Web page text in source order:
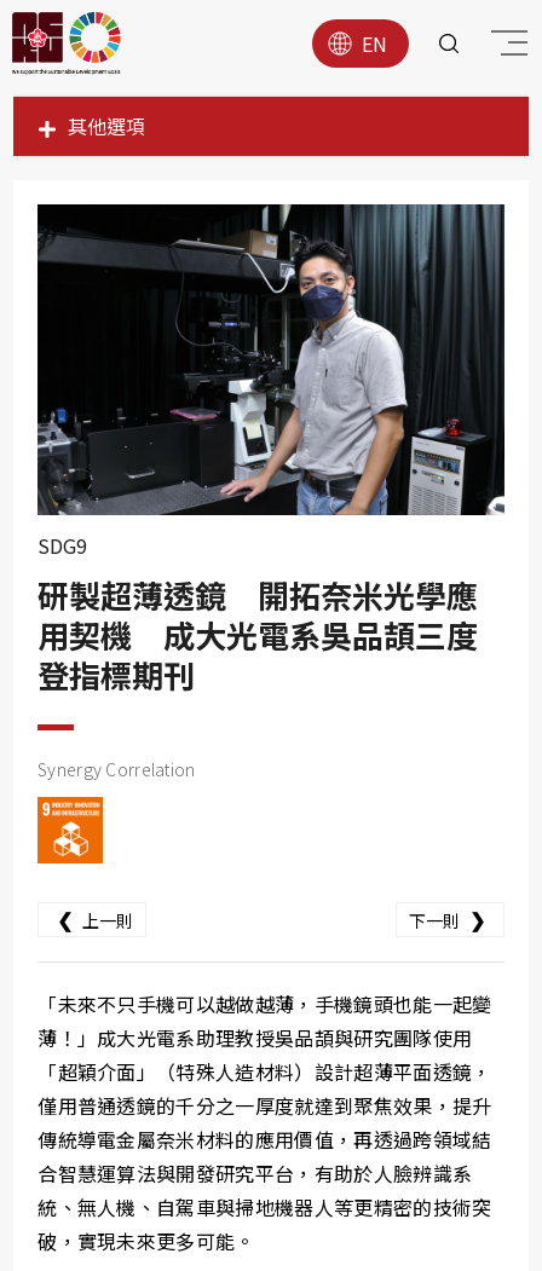
EN
其他選項
SDG1
SDG3
SDG4
SDG5
SDG6
SDG7
SDG8
SDG9
SDG11
SDG12
SDG9
研製超薄透鏡 開拓奈米光學應
用契機 成大光電系吳品頡三度
登指標期刊
Synergy Correlation
❮ 上一則 下一則 ❯
「未來不只手機可以越做越薄，手機鏡頭也能一起變
薄！」成大光電系助理教授吳品頡與研究團隊使用
「超穎介面」（特殊人造材料）設計超薄平面透鏡，
僅用普通透鏡的千分之一厚度就達到聚焦效果，提升
傳統導電金屬奈米材料的應用價值，再透過跨領域結
合智慧運算法與開發研究平台，有助於人臉辨識系
統、無人機、自駕車與掃地機器人等更精密的技術突
破，實現未來更多可能。